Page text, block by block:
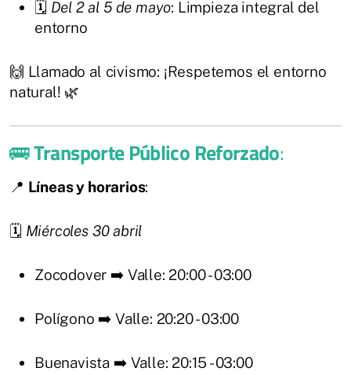
🗓️ Del 2 al 5 de mayo: Limpieza integral del
entorno
🙌 Llamado al civismo: ¡Respetemos el entorno
natural! 🌿
🚌Transporte Público Reforzado:
📍 Líneas y horarios:
🗓️ Miércoles 30 abril
Zocodover ➡️ Valle: 20:00 - 03:00
Polígono ➡️ Valle: 20:20 - 03:00
Buenavista ➡️ Valle: 20:15 - 03:00